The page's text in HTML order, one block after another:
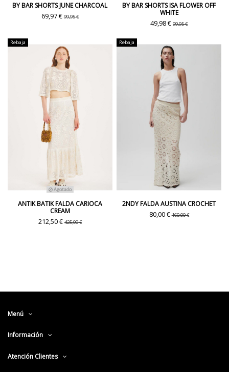
BY BAR SHORTS JUNE CHARCOAL
69,97 €99,95 €
BY BAR SHORTS ISA FLOWER OFF
WHITE
49,98 €99,95 €
Rebaja
Agotado
ANTIK BATIK FALDA CARIOCA
CREAM
212,50 €425,00 €
Rebaja
2NDY FALDA AUSTINA CROCHET
80,00 €160,00 €
Menú
Información
Atención Clientes